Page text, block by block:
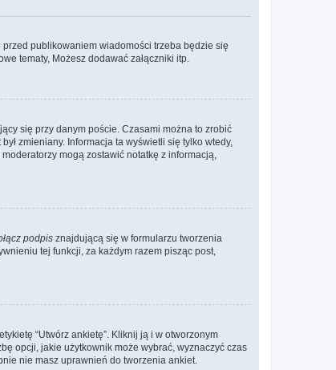
przed publikowaniem wiadomości trzeba będzie się
tematy, Możesz dodawać załączniki itp.
się przy danym poście. Czasami można to zrobić
zmieniany. Informacja ta wyświetli się tylko wtedy,
mogą zostawić notatkę z informacją,
podpis znajdującą się w formularzu tworzenia
tej funkcji, za każdym razem pisząc post,
“Utwórz ankietę”. Kliknij ją i w otworzonym
opcji, jakie użytkownik może wybrać, wyznaczyć czas
nie masz uprawnień do tworzenia ankiet.